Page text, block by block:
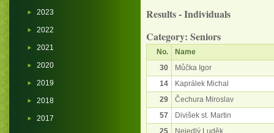
Results - Individuals
Category: Seniors
No.
Name
30
Můčka Igor
14
Kaprálek Michal
29
Čechura Miroslav
57
Divišek st. Martin
25
Nejedlý Luděk
2023
2022
2021
2020
2019
2018
2017